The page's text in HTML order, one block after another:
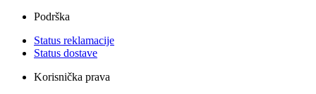
Podrška
Status reklamacije
Status dostave
Korisnička prava